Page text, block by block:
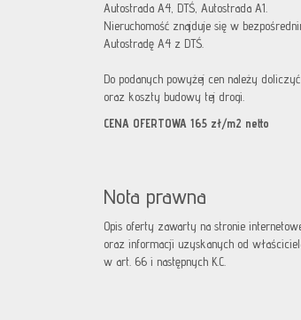
Autostrada A4, DTŚ, Autostrada A1.
Nieruchomość znajduje się w
Autostradę A4 z DTŚ.
Do podanych powyżej cen należy
oraz koszty budowy tej drogi.
CENA OFERTOWA 165 zł/m2 netto
Nota prawna
Opis oferty zawarty na stronie
oraz informacji uzyskanych od
w art. 66 i następnych K.C.